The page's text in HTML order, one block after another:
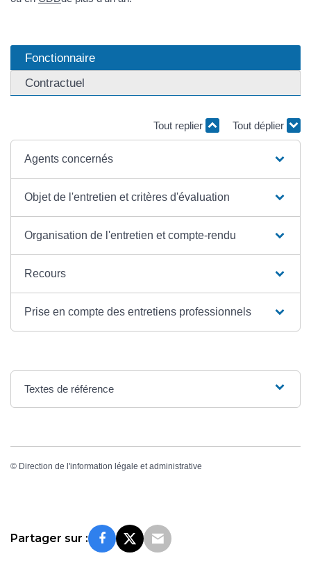
Fonctionnaire
Contractuel
Tout replier Tout déplier
Agents concernés
Objet de l'entretien et critères d'évaluation
Organisation de l'entretien et compte-rendu
Recours
Prise en compte des entretiens professionnels
Textes de référence
© Direction de l'information légale et administrative
Partager sur :